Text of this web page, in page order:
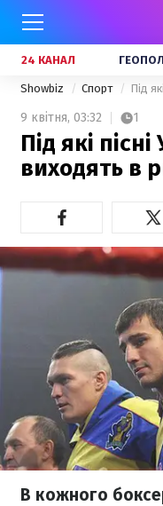
24 КАНАЛ
Showbiz Спорт
9 квітня, 03:32 1
Під які
виходять в
В кожного